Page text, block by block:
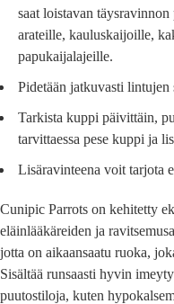
saat loistavan
arateille, kauluskaijoille,
papukaijalajeille.
Pidetään jatkuvasti lintujen
Tarkista kuppi päivittäin,
tarvittaessa pese kuppi ja
Lisäravinteena voit tarjota
Cunipic Parrots on kehitetty
eläinlääkäreiden ja
jotta on aikaansaatu ruoka,
Sisältää runsaasti hyvin
puutostiloja, kuten